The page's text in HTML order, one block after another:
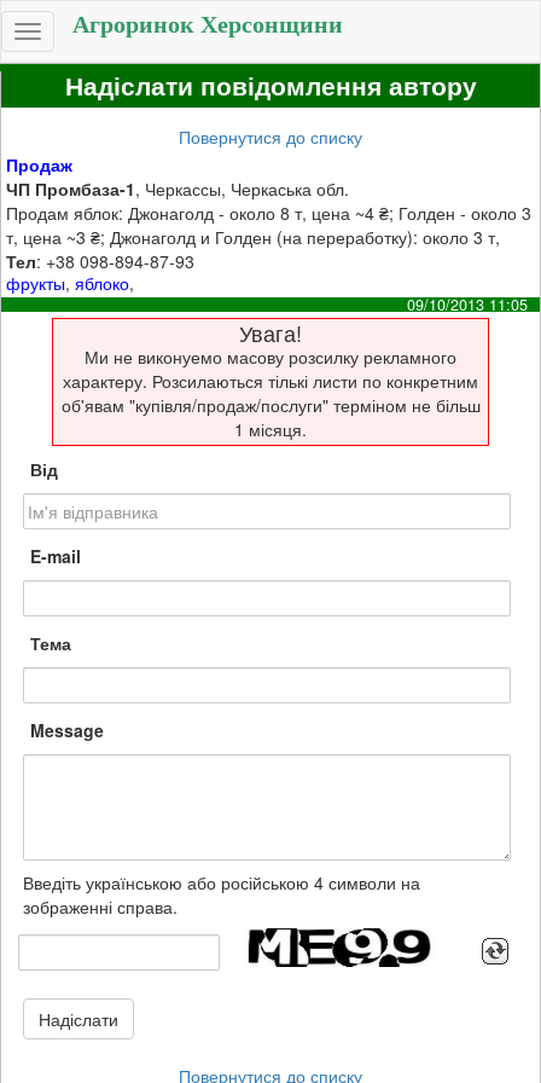
Toggle
navigation
Агроринок Херсонщини
Надіслати повідомлення автору
Повернутися до списку
Продаж
ЧП Промбаза-1, Черкассы, Черкаська обл.
Продам яблок: Джонаголд - около 8 т, цена ~4 ₴; Голден - около 3
т, цена ~3 ₴; Джонаголд и Голден (на переработку): около 3 т,
Тел: +38 098-894-87-93
фрукты,яблоко,
09/10/2013 11:05
Увага!
Ми не виконуемо масову розсилку рекламного
характеру. Розсилаються тількі листи по конкретним
об'явам "купівля/продаж/послуги" терміном не більш
1 місяця.
Від
E-mail
Тема
Message
Введіть українською або російською 4 символи на
зображенні справа.
Надіслати
Повернутися до списку